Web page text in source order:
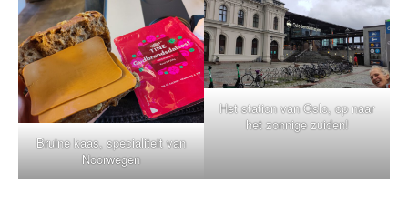
Bruine kaas, specialiteit van
Noorwegen
Het station van Oslo, op naar
het zonnige zuiden!